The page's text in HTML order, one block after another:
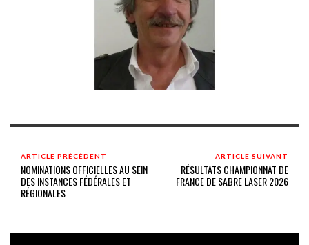
ARTICLE PRÉCÉDENT
NOMINATIONS OFFICIELLES AU SEIN
DES INSTANCES FÉDÉRALES ET
RÉGIONALES
ARTICLE SUIVANT
RÉSULTATS CHAMPIONNAT DE
FRANCE DE SABRE LASER 2026